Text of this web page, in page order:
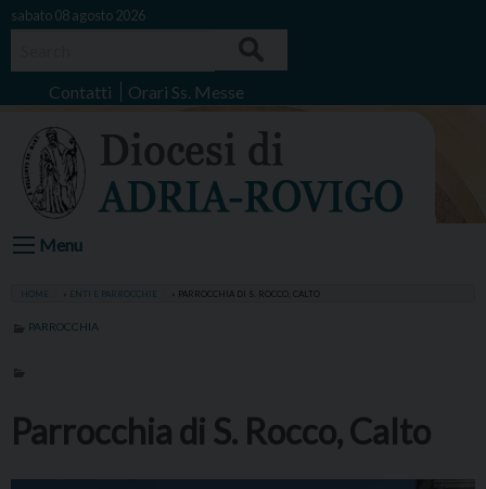
Skip
sabato 08 agosto 2026
Contatti Orari Ss. Messe
Menu
HOME ENTI E PARROCCHIE PARROCCHIA DI S. ROCCO, CALTO
PARROCCHIA
Parrocchia di S. Rocco, Calto